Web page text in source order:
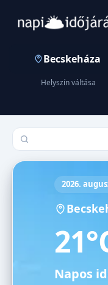
Becskeháza
Helyszín váltása
Település keresése
2026.
Napos